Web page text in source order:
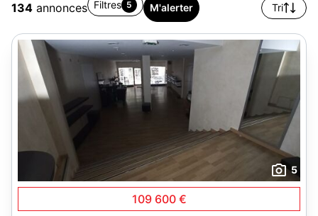
134 annonces Filtres 5 M'alerter Tri
5
109 600 €